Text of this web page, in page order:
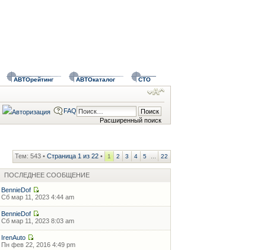
АВТОрейтинг АВТОкаталог СТО
Расширенный поиск
FAQ
Тем: 543 • Страница 1 из 22 • 1 2 3 4 5 22
ПОСЛЕДНЕЕ СООБЩЕНИЕ
BennieDof
Сб мар 11, 2023 4:44 am
BennieDof
Сб мар 11, 2023 8:03 am
IrenAuto
Пн фев 22, 2016 4:49 pm